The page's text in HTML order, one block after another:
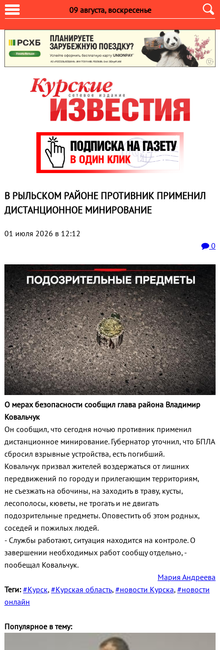
09 августа, воскресенье
В РЫЛЬСКОМ РАЙОНЕ ПРОТИВНИК ПРИМЕНИЛ
ДИСТАНЦИОННОЕ МИНИРОВАНИЕ
01 июля 2026 в 12:12
0
О мерах безопасности сообщил глава района Владимир
Ковальчук
Он сообщил, что сегодня ночью противник применил
дистанционное минирование. Губернатор уточнил, что БПЛА
сбросил взрывные устройства, есть погибший.
Ковальчук призвал жителей воздержаться от лишних
передвижений по городу и прилегающим территориям,
не съезжать на обочины, на заходить в траву, кусты,
лесополосы, кюветы, не трогать и не двигать
подозрительные предметы. Оповестить об этом родных,
соседей и пожилых людей.
- Службы работают, ситуация находится на контроле. О
завершении необходимых работ сообщу отдельно, -
пообещал Ковальчук.
Мария Андреева
Теги: #Курск, #Курская область, #новости Курска, #новости
онлайн
Популярное в тему: